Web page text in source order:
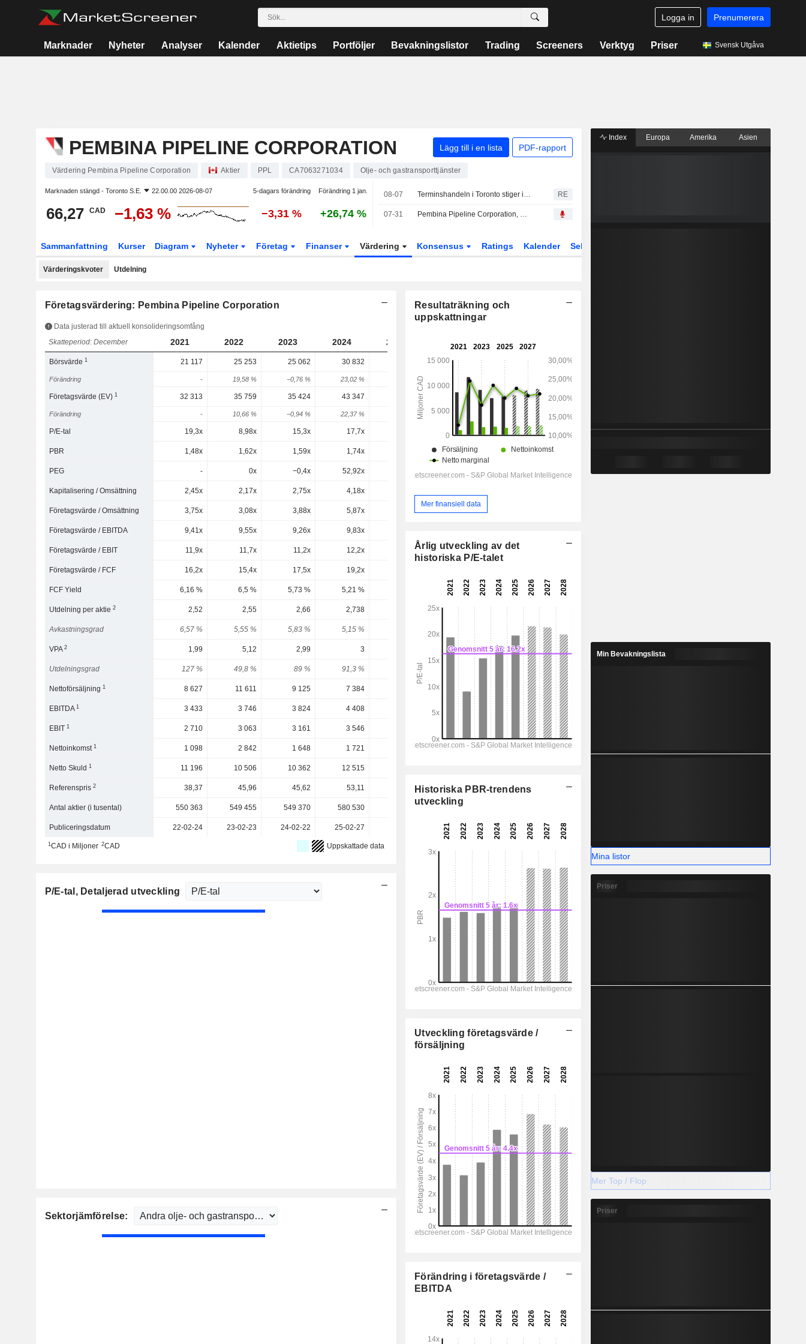
Logga in Prenumerera
Marknader Nyheter Analyser Kalender Aktietips Portföljer Bevakningslistor Trading Screeners Verktyg Priser Svensk Utgåva
PEMBINA PIPELINE CORPORATION Lägg till i en lista PDF-rapport
Värdering Pembina Pipeline Corporation Aktier PPL CA7063271034 Olje- och gastransporttjänster
Marknaden stängd - Toronto S.E. 22.00.00 2026-08-07 5-dagars förändring Förändring 1 jan.
66,27 CAD −1,63 % −3,31 % +26,74 %
08-07 Terminshandeln i Toronto stiger inför viktiga jobbsiffror från Kanada och USA RE
07-31 Pembina Pipeline Corporation, Q2 2026 Earnings Call, Jul 31, 2026
Sammanfattning Kurser Diagram Nyheter Företag Finanser Värdering Konsensus Ratings Kalender Sektor
Värderingskvoter Utdelning
Företagsvärdering: Pembina Pipeline Corporation
Data justerad till aktuell konsolideringsomfång
Skatteperiod: December
2021 2022 2023 2024 2025 2026 2027
Börsvärde1 21 117 25 253 25 062 30 832 38 540
Förändring - 19,58 % −0,76 % 23,02 % −1,46 % 26,85 %
Företagsvärde (EV)1 32 313 35 759 35 424 43 347 54 776 55 181 55 668
Förändring - 10,66 % −0,94 % 22,37 % 0,55 % 25,67 % 0,74 % 0,88 %
P/E-tal 19,3x 8,98x 15,3x 17,7x 21,5x 21,2x 19,9x
PBR 1,48x 1,62x 1,59x 1,74x 2,61x 2,6x
PEG - 0x −0,4x 52,92x 1,3x 18,17x
Kapitalisering / Omsättning 2,45x 2,17x 2,75x 4,18x
Företagsvärde / Omsättning 3,75x 3,08x 3,88x 5,87x 5,6x 6,83x
Företagsvärde / EBITDA 9,41x 9,55x 9,26x 9,83x
Företagsvärde / EBIT 11,9x 11,7x 11,2x 12,2x 13,2x 15,7x 15,9x
Företagsvärde / FCF 16,2x 15,4x 17,5x 19,2x
FCF Yield 6,16 % 6,5 % 5,73 % 5,21 % 2,9 % 3,8 % 4,49 %
Utdelning per aktie2 2,52 2,55 2,66 2,738 2,92 3,025
Avkastningsgrad 6,57 % 5,55 % 5,83 % 5,15 % 4,41 % 4,57 %
VPA2 1,99 5,12 2,99 3 3,087 3,123 3,324
Utdelningsgrad 127 % 49,8 % 89 % 91,3 % 107 % 94,6 % 96,9 % 94,1 %
Nettoförsäljning1 8 627 11 611 9 125 7 384 8 025 8 949 9 270
EBITDA1 3 433 3 746 3 824 4 408 4 445 4 582 4 793
EBIT1 2 710 3 063 3 161 3 546 3 491 3 464 3 678
Nettoinkomst1 1 098 2 842 1 648 1 721 1 550 1 805 1 837 1 951
Netto Skuld1 11 196 10 506 10 362 12 515
Referenspris2 38,37 45,96 45,62 53,11 52,29 66,27 66,27 66,27
Antal aktier (i tusental) 550 363 549 455 549 370 580 530 581 555
Publiceringsdatum 22-02-24 23-02-23 24-02-22 25-02-27
1CAD i Miljoner 2CAD Uppskattade data
P/E-tal , Detaljerad utveckling
Sektorjämförelse:
Resultaträkning och
uppskattningar
Mer finansiell data
Årlig utveckling av det
historiska P/E-talet
Historiska PBR-trendens
utveckling
Utveckling företagsvärde /
försäljning
Förändring i företagsvärde /
EBITDA
Index Europa Amerika Asien
Min Bevakningslista
Mina listor
Priser
Mer Top / Flop
Priser